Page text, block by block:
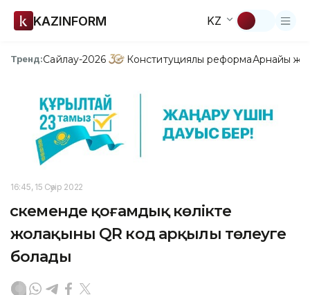
KAZINFORM KZ
Тренд:Сайлау-2026 Конституциялық реформаАрнайы
16:45, 15 Сәуір 2022
Өскеменде қоғамдық көлікте
жолақыны QR код арқылы төлеуге
болады